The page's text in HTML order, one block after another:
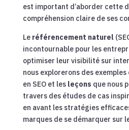
est important d’aborder cette
compréhension claire de ses
Le référencement naturel
incontournable pour les
optimiser leur visibilité sur
nous explorerons des
en SEO et les leçons que nous
travers des études de cas
en avant les stratégies
marques de se démarquer sur